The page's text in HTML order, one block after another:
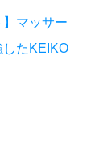
】マッサー
したKEIKO